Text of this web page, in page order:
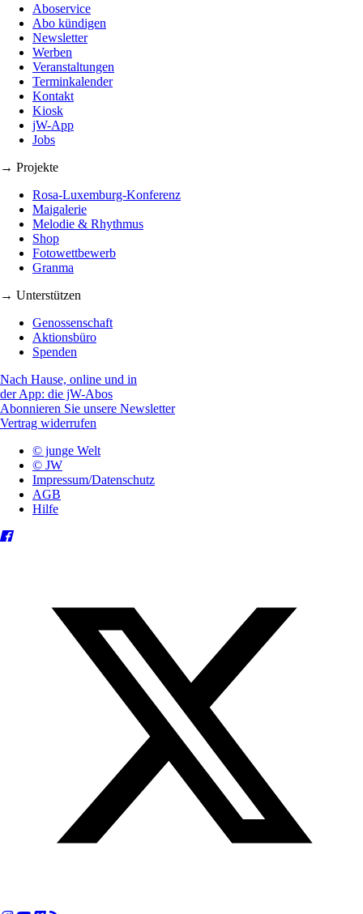
Aboservice
Abo kündigen
Newsletter
Werben
Veranstaltungen
Terminkalender
Kontakt
Kiosk
jW-App
Jobs
→ Projekte
Rosa-Luxemburg-Konferenz
Maigalerie
Melodie & Rhythmus
Shop
Fotowettbewerb
Granma
→ Unterstützen
Genossenschaft
Aktionsbüro
Spenden
Nach Hause, online und in
der App: die jW-Abos
Abonnieren Sie unsere Newsletter
Vertrag widerrufen
© junge Welt
© JW
Impressum/Datenschutz
AGB
Hilfe